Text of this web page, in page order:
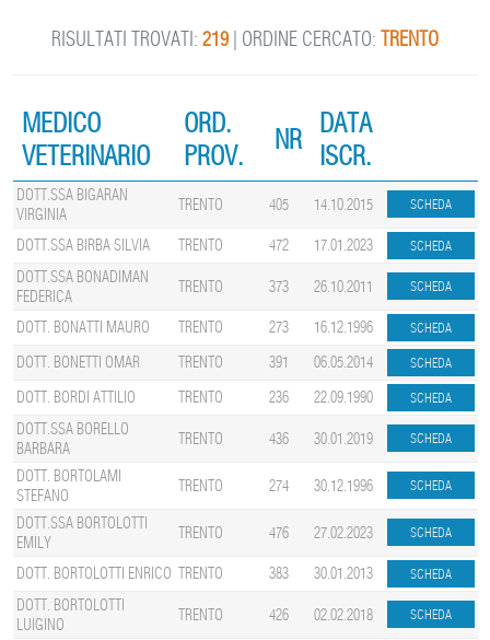
RISULTATI TROVATI: 219 | ORDINE CERCATO: TRENTO
MEDICO
VETERINARIO
ORD.
PROV.
NR DATA
ISCR.
DOTT.SSA BIGARAN
VIRGINIA
TRENTO 405 14.10.2015
DOTT.SSA BIRBA SILVIA TRENTO 472
17.01.2023
DOTT.SSA BONADIMAN
FEDERICA
TRENTO 373 26.10.2011
DOTT. BONATTI MAURO TRENTO 273
16.12.1996
DOTT. BONETTI OMAR
TRENTO 391
06.05.2014
DOTT. BORDI ATTILIO
TRENTO 236
22.09.1990
DOTT.SSA BORELLO
BARBARA
TRENTO 436
30.01.2019
DOTT. BORTOLAMI
STEFANO
TRENTO 274
30.12.1996
DOTT.SSA BORTOLOTTI
EMILY
TRENTO 476 27.02.2023
DOTT. BORTOLOTTI ENRICO TRENTO 383
30.01.2013
DOTT. BORTOLOTTI
LUIGINO
TRENTO 426
02.02.2018